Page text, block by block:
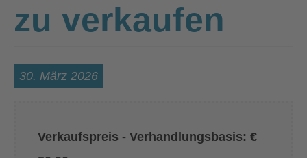
zu verkaufen
30. März 2026
Verkaufspreis - Verhandlungsbasis: €